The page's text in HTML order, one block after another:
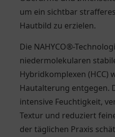
um ein sichtbar
Hautbild zu erzielen.
Die NAHYCO®-
niedermolekularen
Hybridkomplexen (HCC)
Hautalterung entgegen.
intensive Feuchtigkeit,
Textur und reduziert
der täglichen Praxis